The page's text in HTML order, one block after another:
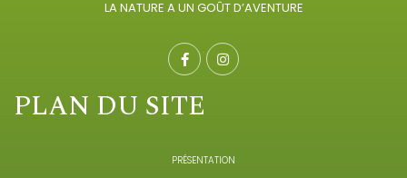
LA NATURE A UN GOÛT D’AVENTURE
PLAN DU SITE
PRÉSENTATION